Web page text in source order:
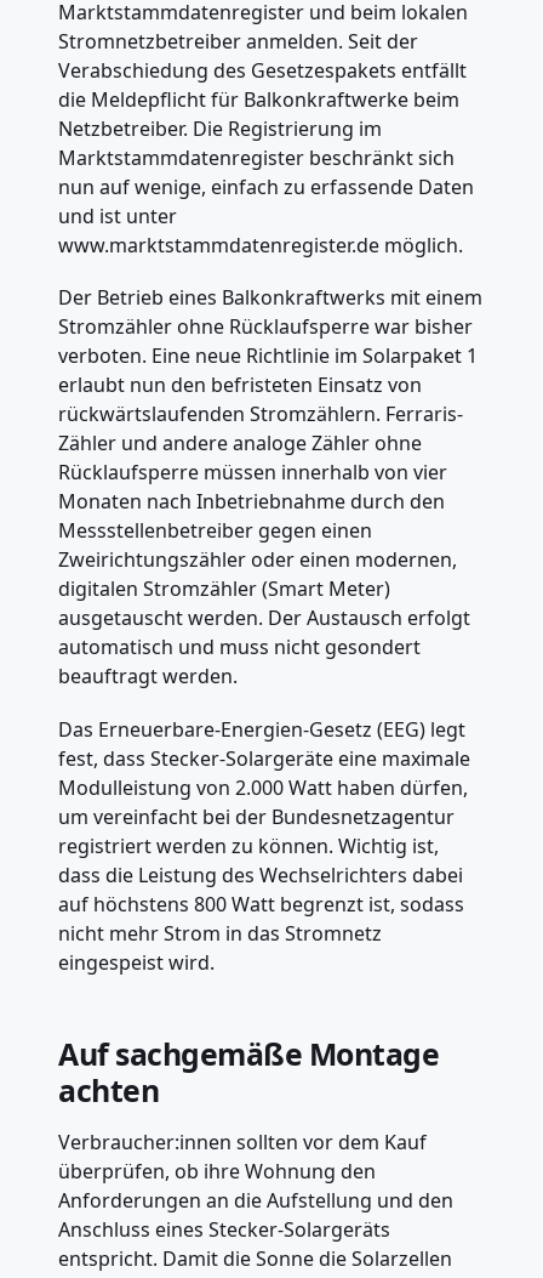
Marktstammdatenregister und beim lokalen
Stromnetzbetreiber anmelden. Seit der
Verabschiedung des Gesetzespakets entfällt
die Meldepflicht für Balkonkraftwerke beim
Netzbetreiber. Die Registrierung im
Marktstammdatenregister beschränkt sich
nun auf wenige, einfach zu erfassende Daten
und ist unter
www.marktstammdatenregister.de möglich.
Der Betrieb eines Balkonkraftwerks mit einem
Stromzähler ohne Rücklaufsperre war bisher
verboten. Eine neue Richtlinie im Solarpaket 1
erlaubt nun den befristeten Einsatz von
rückwärtslaufenden Stromzählern. Ferraris-
Zähler und andere analoge Zähler ohne
Rücklaufsperre müssen innerhalb von vier
Monaten nach Inbetriebnahme durch den
Messstellenbetreiber gegen einen
Zweirichtungszähler oder einen modernen,
digitalen Stromzähler (Smart Meter)
ausgetauscht werden. Der Austausch erfolgt
automatisch und muss nicht gesondert
beauftragt werden.
Das Erneuerbare-Energien-Gesetz (EEG) legt
fest, dass Stecker-Solargeräte eine maximale
Modulleistung von 2.000 Watt haben dürfen,
um vereinfacht bei der Bundesnetzagentur
registriert werden zu können. Wichtig ist,
dass die Leistung des Wechselrichters dabei
auf höchstens 800 Watt begrenzt ist, sodass
nicht mehr Strom in das Stromnetz
eingespeist wird.
Auf sachgemäße Montage
achten
Verbraucher:innen sollten vor dem Kauf
überprüfen, ob ihre Wohnung den
Anforderungen an die Aufstellung und den
Anschluss eines Stecker-Solargeräts
entspricht. Damit die Sonne die Solarzellen